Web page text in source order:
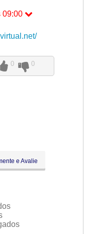
09:00
0 0
e Avalie